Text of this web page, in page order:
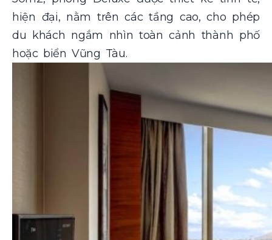
hiện đại, nằm trên các tầng cao, cho phép
du khách ngắm nhìn toàn cảnh thành phố
hoặc biển Vũng Tàu.